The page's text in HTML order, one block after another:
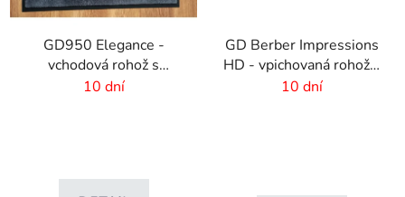
GD950 Elegance -
vchodová rohož s
digitálnou potlačou - 6
10 dní
GD Berber Impressions
HD - vpichovaná rohož s
logom
10 dní